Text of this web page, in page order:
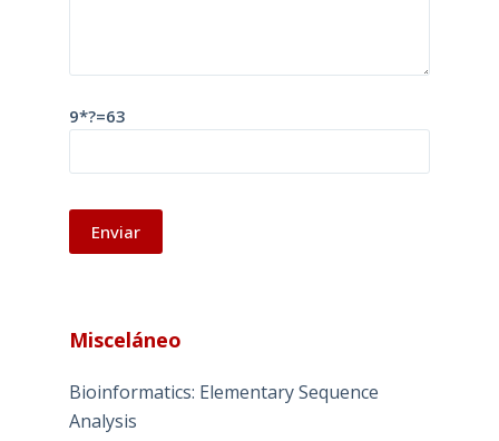
9*?=63
t
r
n
Misceláneo
Bioinformatics: Elementary Sequence
Analysis